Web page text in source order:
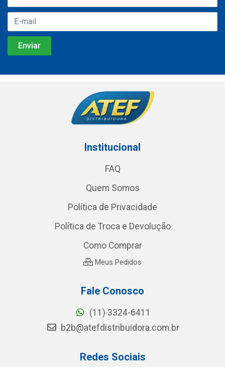
Institucional
FAQ
Quem Somos
Política de Privacidade
Política de Troca e Devolução
Como Comprar
Meus Pedidos
Fale Conosco
(11) 3324-6411
b2b@atefdistribuidora.com.br
Redes Sociais